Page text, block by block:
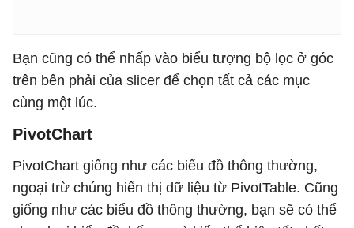
Bạn cũng có thể nhấp vào biểu tượng bộ lọc ở góc
trên bên phải của slicer để chọn tất cả các mục
cùng một lúc.
PivotChart
PivotChart giống như các biểu đồ thông thường,
ngoại trừ chúng hiển thị dữ liệu từ PivotTable. Cũng
giống như các biểu đồ thông thường, bạn sẽ có thể